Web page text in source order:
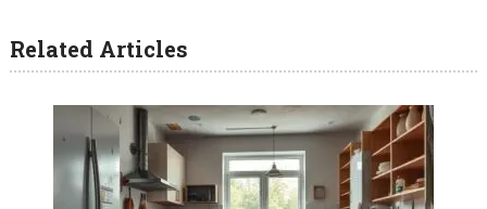
Related Articles